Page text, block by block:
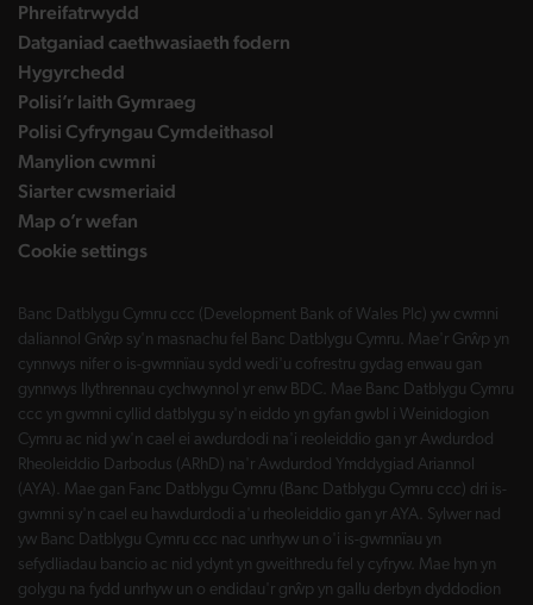
Phreifatrwydd
Datganiad caethwasiaeth fodern
Hygyrchedd
Polisi’r Iaith Gymraeg
Polisi Cyfryngau Cymdeithasol
Manylion cwmni
Siarter cwsmeriaid
Map o’r wefan
Cookie settings
Banc Datblygu Cymru ccc (Development Bank of Wales Plc) yw cwmni
daliannol Grŵp sy'n masnachu fel Banc Datblygu Cymru. Mae'r Grŵp yn
cynnwys nifer o is-gwmnïau sydd wedi'u cofrestru gydag enwau gan
gynnwys llythrennau cychwynnol yr enw BDC. Mae Banc Datblygu Cymru
ccc yn gwmni cyllid datblygu sy'n eiddo yn gyfan gwbl i Weinidogion
Cymru ac nid yw'n cael ei awdurdodi na'i reoleiddio gan yr Awdurdod
Rheoleiddio Darbodus (ARhD) na'r Awdurdod Ymddygiad Ariannol
(AYA). Mae gan Fanc Datblygu Cymru (Banc Datblygu Cymru ccc) dri is-
gwmni sy'n cael eu hawdurdodi a'u rheoleiddio gan yr AYA. Sylwer nad
yw Banc Datblygu Cymru ccc nac unrhyw un o'i is-gwmnïau yn
sefydliadau bancio ac nid ydynt yn gweithredu fel y cyfryw. Mae hyn yn
golygu na fydd unrhyw un o endidau'r grŵp yn gallu derbyn dyddodion